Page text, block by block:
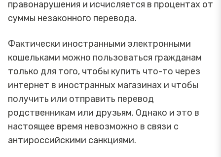
правонарушения и исчисляется в процентах от
суммы незаконного перевода.
Фактически иностранными электронными
кошельками можно пользоваться гражданам
только для того, чтобы купить что-то через
интернет в иностранных магазинах и чтобы
получить или отправить перевод
родственникам или друзьям. Однако и это в
настоящее время невозможно в связи с
антироссийскими санкциями.